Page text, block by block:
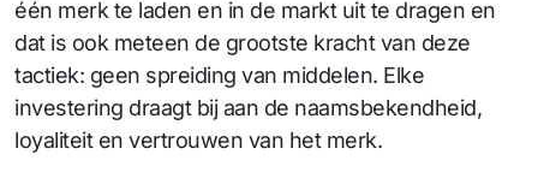
één merk te laden en in de markt uit te dragen en
dat is ook meteen de grootste kracht van deze
tactiek: geen spreiding van middelen. Elke
investering draagt bij aan de naamsbekendheid,
loyaliteit en vertrouwen van het merk.